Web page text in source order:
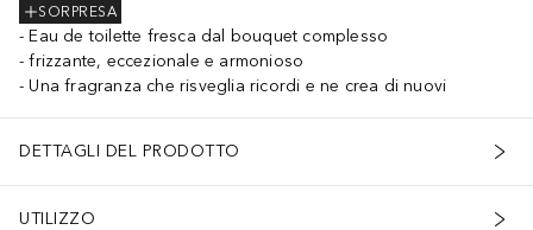
SORPRESA
Eau de toilette fresca dal bouquet complesso
frizzante, eccezionale e armonioso
Una fragranza che risveglia ricordi e ne crea di nuovi
DETTAGLI DEL PRODOTTO
UTILIZZO